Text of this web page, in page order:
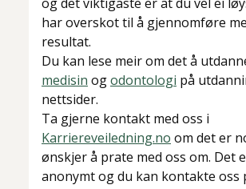
har overskot til å gjennomføre
resultat.
Du kan lese meir om det å
medisin ogodontologi på
nettsider.
Ta gjerne kontakt med oss i
Karriereveiledning.no om det er
ønskjer å prate med oss om. Det
anonymt og du kan kontakte oss